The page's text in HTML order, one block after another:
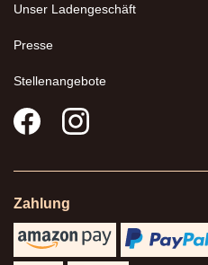
Unser Ladengeschäft
Presse
Stellenangebote
Zahlung